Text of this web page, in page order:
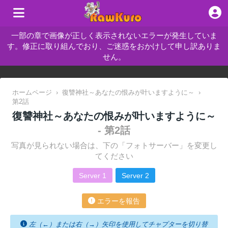
一部の章で画像が正しく表示されないエラーが発生していま
す。修正に取り組んでおり、ご迷惑をおかけして申し訳ありま
せん。
ホームページ › 復讐神社～あなたの恨みが叶いますように～
›
第2話
復讐神社～あなたの恨みが叶いますように～
- 第2話
写真が見られない場合は、下の「フォトサーバー」を変更し
てください
Server 1 Server 2
エラーを報告
左（←）または右（→）矢印を使用してチャプターを切り替